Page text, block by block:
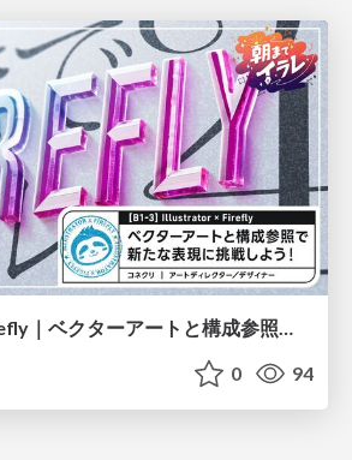
Illustrator ✕ Firefly｜ベクターアートと構成参照で新たな表現に挑戦しよう!
0 94